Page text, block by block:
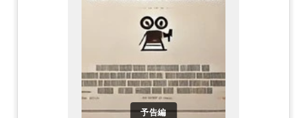
予告編